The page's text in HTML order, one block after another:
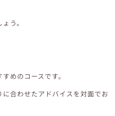
う。
めのコースです。
合わせたアドバイスを対面でお